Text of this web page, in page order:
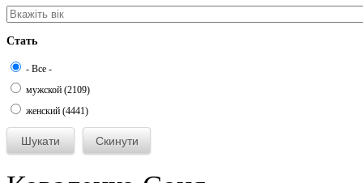
Стать
- Все -
мужской (2109)
женский (4441)